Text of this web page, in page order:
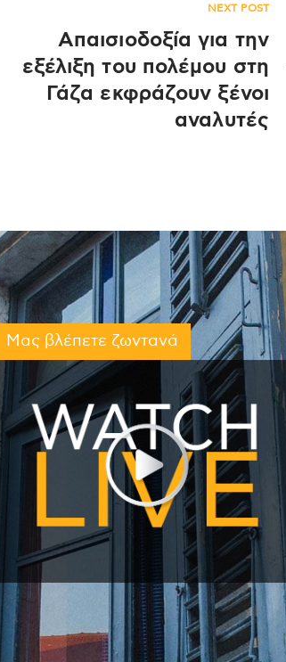
NEXT POST
Απαισιοδοξία για την
εξέλιξη του πολέμου στη
Γάζα εκφράζουν ξένοι
αναλυτές
Μας βλέπετε ζωντανά